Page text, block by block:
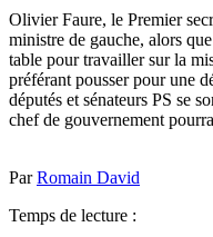
Olivier Faure, le Premier
ministre de gauche, alors
table pour travailler sur la
préférant pousser pour une
députés et sénateurs PS se
chef de gouvernement
ParRomain David
Temps de lecture :